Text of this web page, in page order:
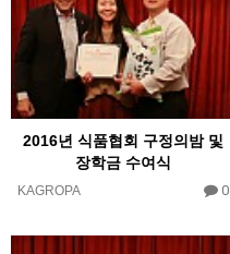
2016년 식품협회 구정의밤 및
장학금 수여식
KAGROPA 0